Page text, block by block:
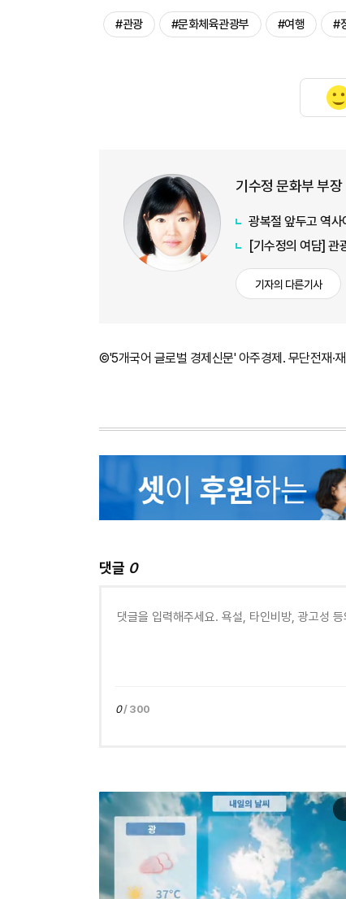
#관광 #문화체육관광부 #여행 #
기수정 문화부 부장
광복절 앞두고 역
[기수정의 여담] 관
기자의 다른기사
©'5개국어 글로벌 경제신문' 아주경제. 무단전재·
댓글 0
0/ 300